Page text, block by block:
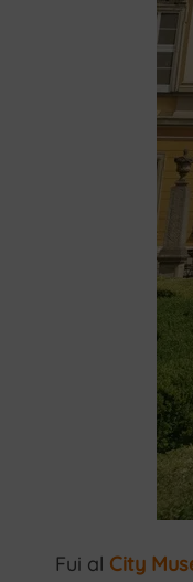
Fui al City